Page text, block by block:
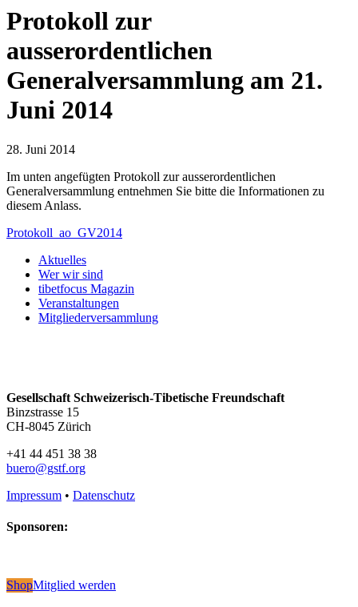
Protokoll zur
ausserordentlichen
Generalversammlung am 21.
Juni 2014
28. Juni 2014
Im unten angefügten Protokoll zur ausserordentlichen
Generalversammlung entnehmen Sie bitte die Informationen zu
diesem Anlass.
Protokoll_ao_GV2014
Aktuelles
Wer wir sind
tibetfocus Magazin
Veranstaltungen
Mitgliederversammlung
Gesellschaft Schweizerisch-Tibetische Freundschaft
Binzstrasse 15
CH-8045 Zürich
+41 44 451 38 38
buero@gstf.org
Impressum • Datenschutz
Sponsoren:
ShopMitglied werden